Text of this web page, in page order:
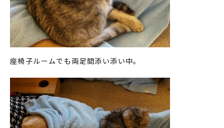
座椅子ルームでも両足間添い添い中。